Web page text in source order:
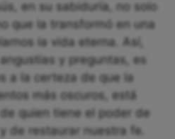
en su sabiduría, no solo
que la transformó en una
la vida eterna. Así,
y preguntas, es
a la certeza de que la
más oscuros, está
quien tiene el poder de
de restaurar nuestra fe.